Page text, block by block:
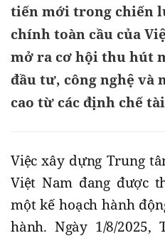
tiến mới trong chiến
chính toàn cầu của
mở ra cơ hội thu hút
đầu tư, công nghệ và
cao từ các định chế
Việc xây dựng Trung
Việt Nam đang được
một kế hoạch hành
hành. Ngày 1/8/